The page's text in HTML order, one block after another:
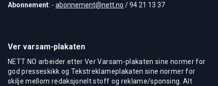
Abonnement: - abonnement@nett.no / 94 21 13 37
Ver varsam-plakaten
NETT NO arbeider etter Ver Varsam-plakaten sine normer for
god presseskikk og Tekstreklameplakaten sine normer for
skilje mellom redaksjonelt stoff og reklame/sponsing. Alt